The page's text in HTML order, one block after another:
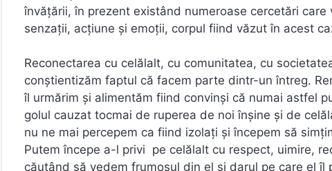
învăţării, în prezent existând numeroase cercetări care
senzaţii, acţiune şi emoţii, corpul fiind văzut în acest
Reconectarea cu celălalt, cu comunitatea, cu
conştientizăm faptul că facem parte dintr-un întreg.
îl urmărim şi alimentăm fiind convinşi că numai astfel
golul cauzat tocmai de ruperea de noi înşine şi de
nu ne mai percepem ca fiind izolaţi şi începem să
Putem începe a-l privi pe celălalt cu respect, uimire,
căutând să vedem frumosul din el şi darul pe care el